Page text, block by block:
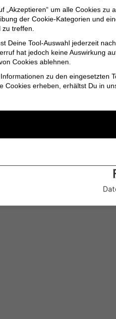
„Akzeptieren“ um alle Cookies
der Cookie-Kategorien und
zu treffen.
Deine Tool-Auswahl jederzeit
hat jedoch keine Auswirkung
Cookies ablehnen.
zu den eingesetzten
Cookies erheben, erhältst Du in